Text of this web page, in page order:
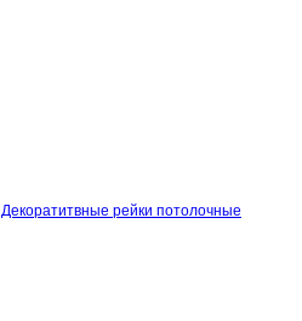
Декоратитвные рейки потолочные